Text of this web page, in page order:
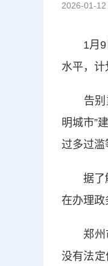
2026-01-
1月9日
水平，计
告别重
明城市”
过多过滥
据了解
在办理政
郑州市
没有法